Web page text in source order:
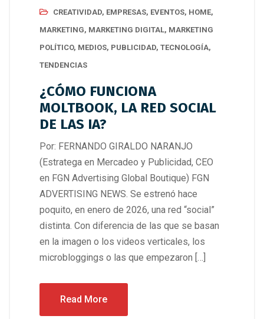
CREATIVIDAD, EMPRESAS, EVENTOS, HOME,
MARKETING, MARKETING DIGITAL, MARKETING
POLÍTICO, MEDIOS, PUBLICIDAD, TECNOLOGÍA,
TENDENCIAS
¿CÓMO FUNCIONA
MOLTBOOK, LA RED SOCIAL
DE LAS IA?
Por: FERNANDO GIRALDO NARANJO
(Estratega en Mercadeo y Publicidad, CEO
en FGN Advertising Global Boutique) FGN
ADVERTISING NEWS. Se estrenó hace
poquito, en enero de 2026, una red “social”
distinta. Con diferencia de las que se basan
en la imagen o los videos verticales, los
microbloggings o las que empezaron […]
Read More